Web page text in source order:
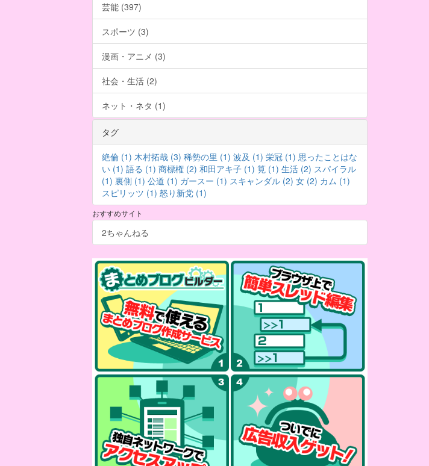
芸能 (397)
スポーツ (3)
漫画・アニメ (3)
社会・生活 (2)
ネット・ネタ (1)
タグ
絶倫 (1) 木村拓哉 (3) 稀勢の里 (1) 波及 (1) 栄冠 (1) 思ったことはな
い (1) 語る (1) 商標権 (2) 和田アキ子 (1) 筧 (1) 生活 (2) スパイラル
(1) 裏側 (1) 公道 (1) ガースー (1) スキャンダル (2) 女 (2) カム (1)
スピリッツ (1) 怒り新党 (1)
おすすめサイト
2ちゃんねる